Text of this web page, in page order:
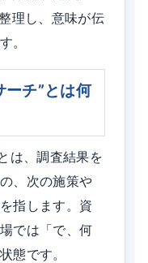
理し、意味が伝
。
ーチ”とは何
は、調査結果を
、次の施策や
指します。資
では「で、何
態です。